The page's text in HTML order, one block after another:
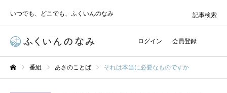
いつでも、どこでも、ふくいんのなみ
ログイン 会員登録
記事検索
番組 あさのことば それは本当に必要なものですか